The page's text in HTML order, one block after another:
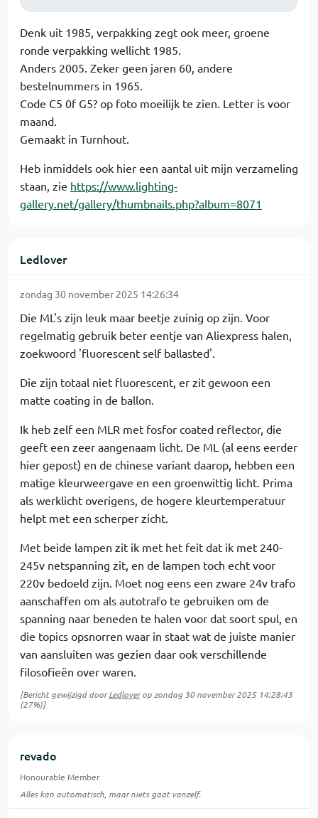
Denk uit 1985, verpakking zegt ook meer, groene
ronde verpakking wellicht 1985.
Anders 2005. Zeker geen jaren 60, andere
bestelnummers in 1965.
Code C5 0f G5? op foto moeilijk te zien. Letter is voor
maand.
Gemaakt in Turnhout.
Heb inmiddels ook hier een aantal uit mijn verzameling
staan, zie https://www.lighting-
gallery.net/gallery/thumbnails.php?album=8071
Ledlover
zondag 30 november 2025 14:26:34
Die ML's zijn leuk maar beetje zuinig op zijn. Voor
regelmatig gebruik beter eentje van Aliexpress halen,
zoekwoord 'fluorescent self ballasted'.
Die zijn totaal niet fluorescent, er zit gewoon een
matte coating in de ballon.
Ik heb zelf een MLR met fosfor coated reflector, die
geeft een zeer aangenaam licht. De ML (al eens eerder
hier gepost) en de chinese variant daarop, hebben een
matige kleurweergave en een groenwittig licht. Prima
als werklicht overigens, de hogere kleurtemperatuur
helpt met een scherper zicht.
Met beide lampen zit ik met het feit dat ik met 240-
245v netspanning zit, en de lampen toch echt voor
220v bedoeld zijn. Moet nog eens een zware 24v trafo
aanschaffen om als autotrafo te gebruiken om de
spanning naar beneden te halen voor dat soort spul, en
die topics opsnorren waar in staat wat de juiste manier
van aansluiten was gezien daar ook verschillende
filosofieën over waren.
[Bericht gewijzigd doorLedloverop zondag 30 november 2025 14:28:43
(27%)]
revado
Honourable Member
Alles kan automatisch, maar niets gaat vanzelf.